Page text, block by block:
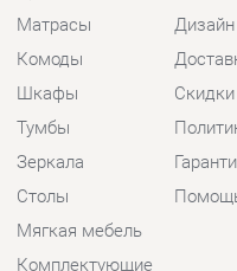
Столы
Мягкая мебель
Комплектующие
Помощь
Шоурум и склад самовывоза
Адрес: г. Екатеринбург, пер.